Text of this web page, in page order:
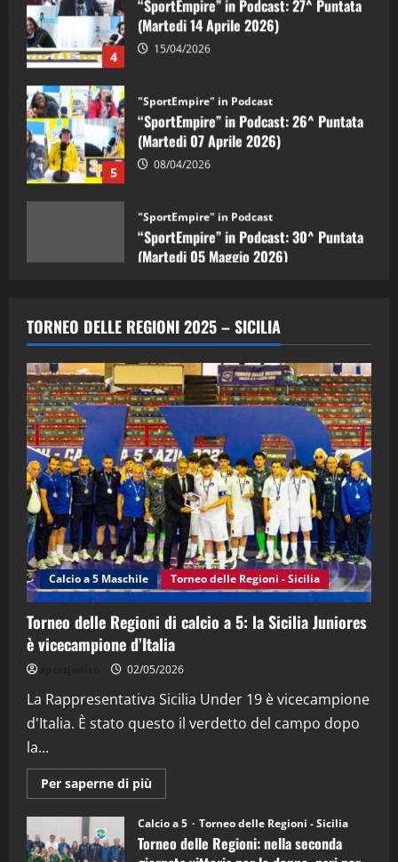
4 15/04/2026
5
(Martedi 07 Aprile 2026)
08/04/2026
(Martedi 05 Maggio 2026)
08/05/2026
2
“SportEmpire” in Podcast: 29^ Puntata
(Martedi 28 Aprile 2026)
3
"SportEmpire" in Podcast
“SportEmpire” in Podcast: 28^ Puntata
(Martedi 21 Aprile 2026)
21/04/2026
4
"SportEmpire" in Podcast Sport News
“SportEmpire” in Podcast: 27^ Puntata
(Martedi 14 Aprile 2026)
15/04/2026
"SportEmpire" in Podcast
“SportEmpire” in Podcast: 26^ Puntata
08/04/2026
TORNEO DELLE REGIONI 2025 – SICILIA
Calcio a 5 Maschile Torneo delle Regioni - Sicilia
Torneo delle Regioni di calcio a 5: la Sicilia Juniores
è vicecampione d’Italia
02/05/2026
La Rappresentativa Sicilia Under 19 è vicecampione
d'Italia. È stato questo il verdetto del campo dopo
la...
Per saperne di più
informazioni
Torneo
delle
Regioni
di
Calcio a 5 Torneo delle Regioni - Sicilia
Torneo delle Regioni: nella seconda